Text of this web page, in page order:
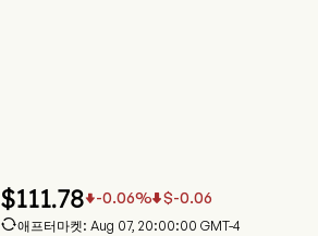
$111.78-0.06% $-0.06
애프터마켓: Aug 07, 20:00:00 GMT-4